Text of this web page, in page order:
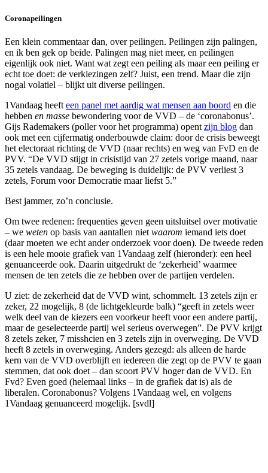
Coronapeilingen
Een klein commentaar dan, over peilingen. Peilingen zijn palingen,
en ik ben gek op beide. Palingen mag niet meer, en peilingen
eigenlijk ook niet. Want wat zegt een peiling als maar een peiling er
echt toe doet: de verkiezingen zelf? Juist, een trend. Maar die zijn
nogal volatiel – blijkt uit diverse peilingen.
1Vandaag heeft een panel met aardig wat mensen aan boord en die
hebben en masse bewondering voor de VVD – de ‘coronabonus’.
Gijs Rademakers (poller voor het programma) opent zijn blog dan
ook met een cijfermatig onderbouwde claim: door de crisis beweegt
het electoraat richting de VVD (naar rechts) en weg van FvD en de
PVV. “De VVD stijgt in crisistijd van 27 zetels vorige maand, naar
35 zetels vandaag. De beweging is duidelijk: de PVV verliest 3
zetels, Forum voor Democratie maar liefst 5.”
Best jammer, zo’n conclusie.
Om twee redenen: frequenties geven geen uitsluitsel over motivatie
– we weten op basis van aantallen niet waarom iemand iets doet
(daar moeten we echt ander onderzoek voor doen). De tweede reden
is een hele mooie grafiek van 1Vandaag zelf (hieronder): een heel
genuanceerde ook. Daarin uitgedrukt de ‘zekerheid’ waarmee
mensen de ten zetels die ze hebben over de partijen verdelen.
U ziet: de zekerheid dat de VVD wint, schommelt. 13 zetels zijn er
zeker, 22 mogelijk, 8 (de lichtgekleurde balk) “geeft in zetels weer
welk deel van de kiezers een voorkeur heeft voor een andere partij,
maar de geselecteerde partij wel serieus overwegen”. De PVV krijgt
8 zetels zeker, 7 misshcien en 3 zetels zijn in overweging. De VVD
heeft 8 zetels in overweging. Anders gezegd: als alleen de harde
kern van de VVD overblijft en iedereen die zegt op de PVV te gaan
stemmen, dat ook doet – dan scoort PVV hoger dan de VVD. En
Fvd? Even goed (helemaal links – in de grafiek dat is) als de
liberalen. Coronabonus? Volgens 1Vandaag wel, en volgens
1Vandaag genuanceerd mogelijk. [svdl]